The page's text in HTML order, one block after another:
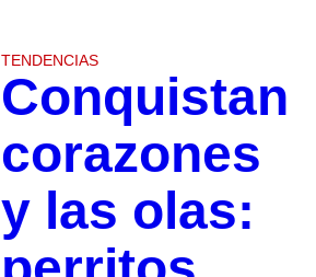
TENDENCIAS
Conquistan
corazones
y las olas: